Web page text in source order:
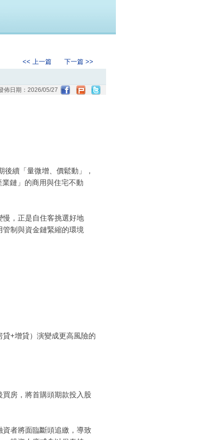
<< 上一篇 下一篇 >>
佈日期： 2026/05/27
續「量微增、價鬆動」，
鏈」的商用與住宅不動
慢，正是自住客挑選好地
制與資金鏈緊縮的環境
+增貸）演變成更高風險的
房，將首購頭期款投入股
者將面臨斷頭追繳，導致